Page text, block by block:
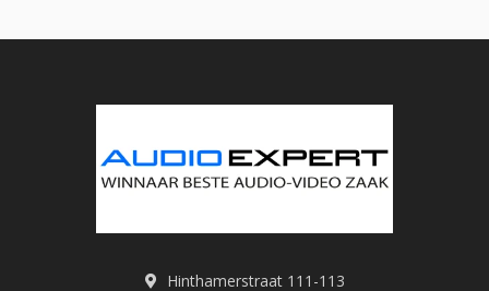
Hinthamerstraat 111-113